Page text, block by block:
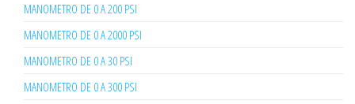
MANOMETRO DE 0 A 200 PSI
MANOMETRO DE 0 A 2000 PSI
MANOMETRO DE 0 A 30 PSI
MANOMETRO DE 0 A 300 PSI